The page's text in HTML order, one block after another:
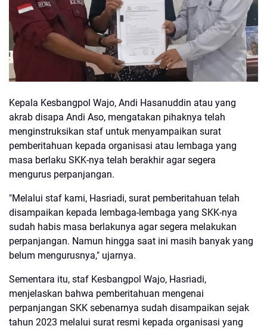
Kepala Kesbangpol Wajo, Andi Hasanuddin atau yang
akrab disapa Andi Aso, mengatakan pihaknya telah
menginstruksikan staf untuk menyampaikan surat
pemberitahuan kepada organisasi atau lembaga yang
masa berlaku SKK-nya telah berakhir agar segera
mengurus perpanjangan.
"Melalui staf kami, Hasriadi, surat pemberitahuan telah
disampaikan kepada lembaga-lembaga yang SKK-nya
sudah habis masa berlakunya agar segera melakukan
perpanjangan. Namun hingga saat ini masih banyak yang
belum mengurusnya," ujarnya.
Sementara itu, staf Kesbangpol Wajo, Hasriadi,
menjelaskan bahwa pemberitahuan mengenai
perpanjangan SKK sebenarnya sudah disampaikan sejak
tahun 2023 melalui surat resmi kepada organisasi yang